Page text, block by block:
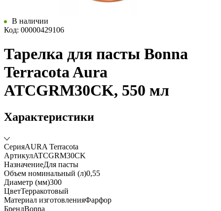
В наличии
Код: 00000429106
Тарелка для пасты Bonna
Terracota Aura
ATCGRM30CK, 550 мл
Характеристики
СерияAURA Terracota
АртикулATCGRM30CK
НазначениеДля пасты
Объем номинальный (л)0,55
Диаметр (мм)300
ЦветТерракотовый
Материал изготовленияФарфор
БрендBonna